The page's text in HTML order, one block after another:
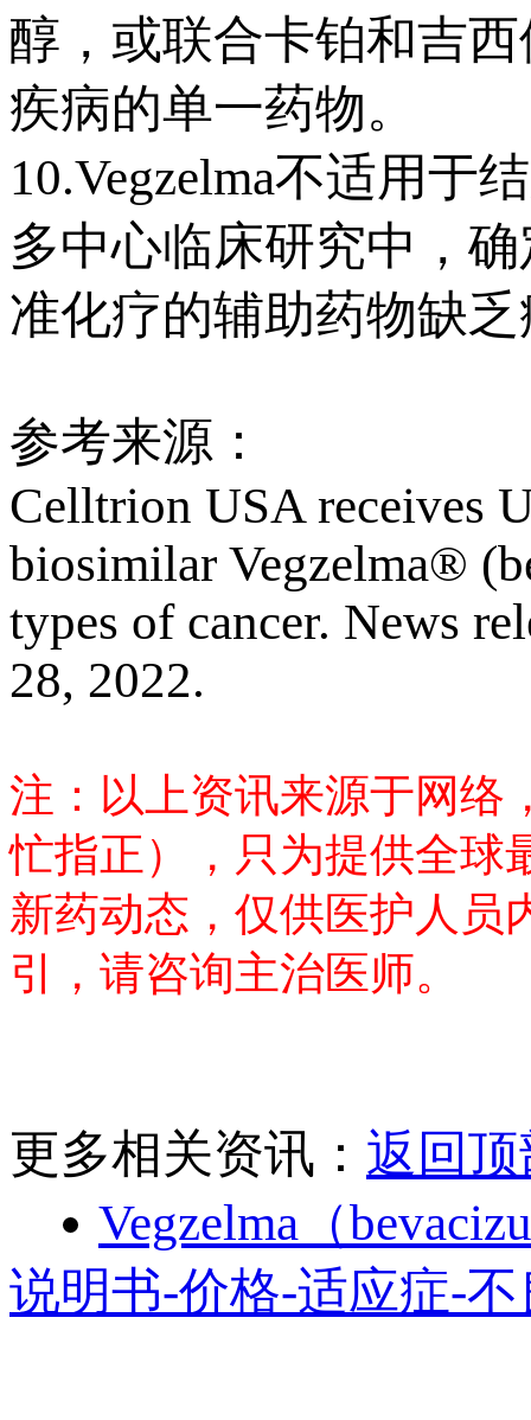
醇，或联合卡铂和吉
疾病的单一药物。
10.Vegzelma不适用于
多中心临床研究中，
准化疗的辅助药物缺
参考来源：
Celltrion USA receives
biosimilar Vegzelma®
types of cancer. News
28, 2022.
注：以上资讯来源于网络
忙指正），只为提供全球
新药动态，仅供医护人员
引，请咨询主治医师。
更多相关资讯： 返回顶
Vegzelma（
说明书-价格-适应症-